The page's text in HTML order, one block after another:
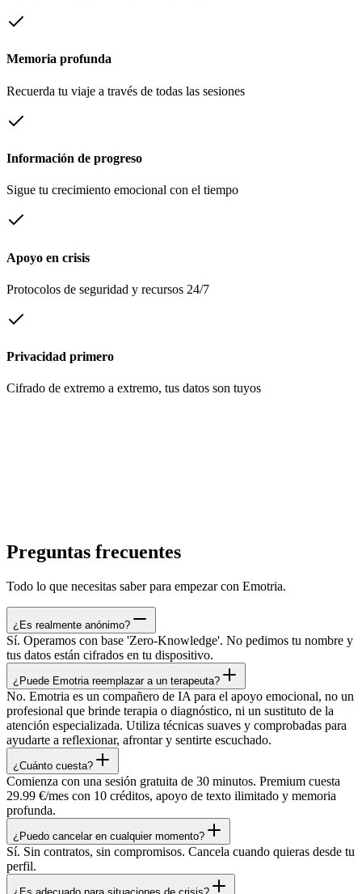
Memoria profunda
Recuerda tu viaje a través de todas las sesiones
Información de progreso
Sigue tu crecimiento emocional con el tiempo
Apoyo en crisis
Protocolos de seguridad y recursos 24/7
Privacidad primero
Cifrado de extremo a extremo, tus datos son tuyos
Preguntas frecuentes
Todo lo que necesitas saber para empezar con Emotria.
¿Es realmente anónimo?
Sí. Operamos con base 'Zero-Knowledge'. No pedimos tu nombre y
tus datos están cifrados en tu dispositivo.
¿Puede Emotria reemplazar a un terapeuta?
No. Emotria es un compañero de IA para el apoyo emocional, no un
profesional que brinde terapia o diagnóstico, ni un sustituto de la
atención especializada. Utiliza técnicas suaves y comprobadas para
ayudarte a reflexionar, afrontar y sentirte escuchado.
¿Cuánto cuesta?
Comienza con una sesión gratuita de 30 minutos. Premium cuesta
29.99 €/mes con 10 créditos, apoyo de texto ilimitado y memoria
profunda.
¿Puedo cancelar en cualquier momento?
Sí. Sin contratos, sin compromisos. Cancela cuando quieras desde tu
perfil.